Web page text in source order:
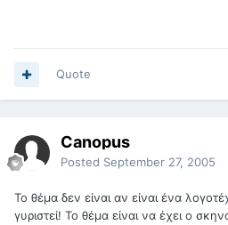
Quote
Canopus
Posted September 27, 2005
Το θέμα δεν είναι αν είναι ένα
γυριστεί! Το θέμα είναι να έχει ο